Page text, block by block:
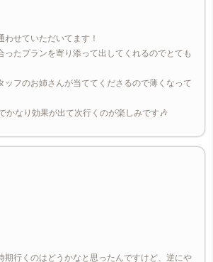
せていただいてます！
ったプランを寄り添って出してくれるのでとても
ッフのお姉さんが当ててくださるので薄くなって
かなり効果が出て次行くのが楽しみです🎶
期行くのはどうかなと思ったんですけど、逆にや